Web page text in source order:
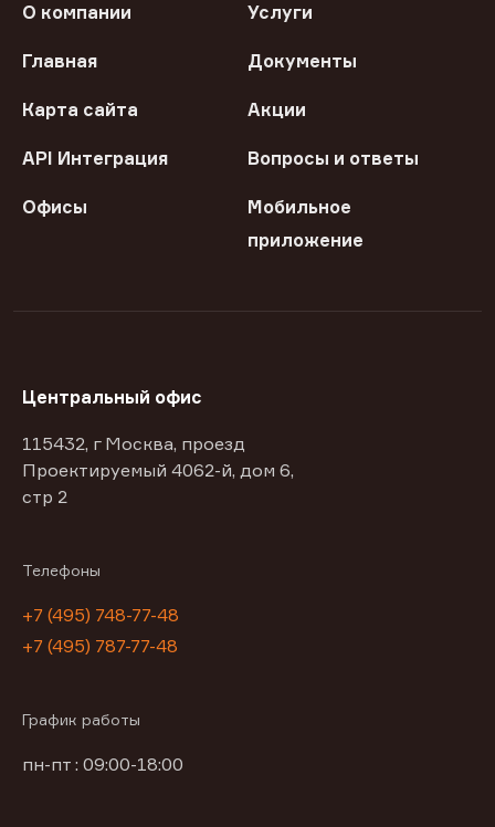
О компании Услуги
Главная Документы
Карта сайта Акции
API Интеграция Вопросы и ответы
Офисы
Мобильное
приложение
Центральный офис
115432, г Москва, проезд
Проектируемый 4062-й, дом 6,
стр 2
Телефоны
+7 (495) 748-77-48
+7 (495) 787-77-48
График работы
пн-пт : 09:00-18:00